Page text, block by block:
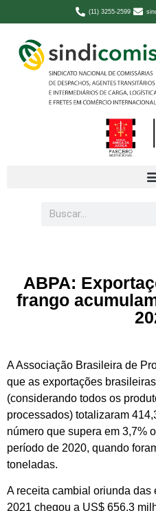
(11) 3255-2599
ABPA:
frango
A Associação Brasileira de
que as exportações
(considerando todos os
processados) totalizaram
número que supera em 3,7%
período de 2020, quando
toneladas.
A receita cambial oriunda
2021 chegou a US$ 656,3